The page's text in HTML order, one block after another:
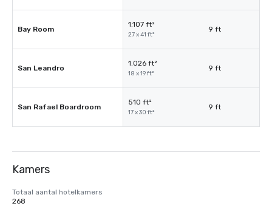
Bay Room
1.107 ft²
27 x 41 ft²
9 ft
San Leandro
1.026 ft²
18 x 19 ft²
9 ft
San Rafael Boardroom
510 ft²
17 x 30 ft²
9 ft
Kamers
Totaal aantal hotelkamers
268